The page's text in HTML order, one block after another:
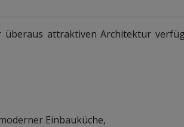
attraktiven Architektur
Einbauküche,